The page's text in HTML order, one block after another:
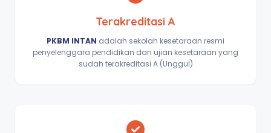
Terakreditasi A
PKBM INTAN adalah sekolah kesetaraan resmi
penyelenggara pendidikan dan ujian kesetaraan yang
sudah terakreditasi A (Unggul)